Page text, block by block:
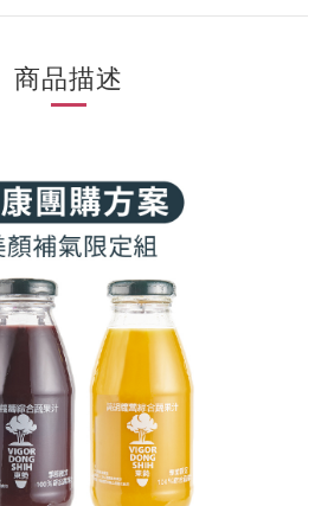
商品描述